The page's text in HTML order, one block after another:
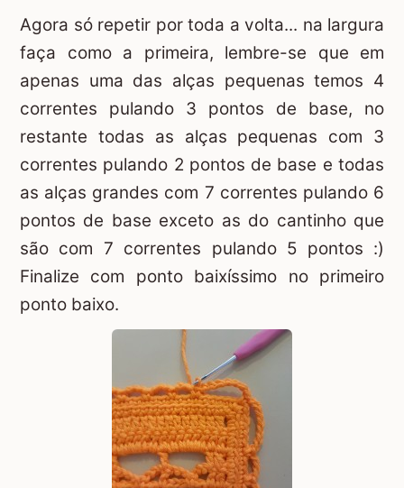
Agora só repetir por toda a volta... na largura
faça como a primeira, lembre-se que em
apenas uma das alças pequenas temos 4
correntes pulando 3 pontos de base, no
restante todas as alças pequenas com 3
correntes pulando 2 pontos de base e todas
as alças grandes com 7 correntes pulando 6
pontos de base exceto as do cantinho que
são com 7 correntes pulando 5 pontos :)
Finalize com ponto baixíssimo no primeiro
ponto baixo.